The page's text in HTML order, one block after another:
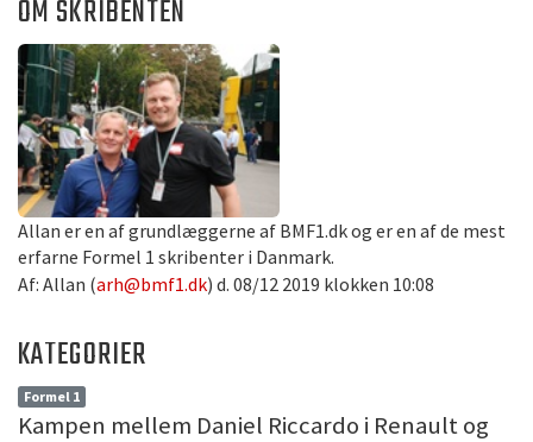
OM SKRIBENTEN
Allan er en af grundlæggerne af BMF1.dk og er en af de mest
erfarne Formel 1 skribenter i Danmark.
Af: Allan (arh@bmf1.dk) d. 08/12 2019 klokken 10:08
KATEGORIER
Formel 1
Kampen mellem Daniel Riccardo i Renault og